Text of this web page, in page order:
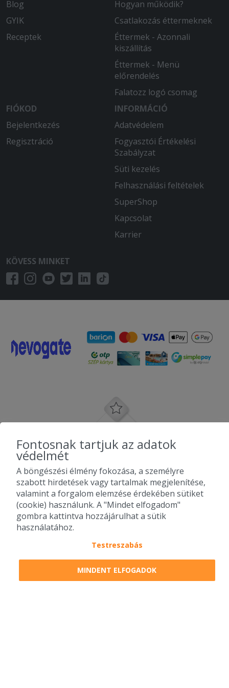
Blog
GYIK
Receptek
Hogyan működik?
Csatlakozás éttermeknek
Éttermek - Azonnali
kiszállítás
Éttermek - Menü
előrendelés
Falatozz logó csomag
FIÓKOD
Bejelentkezés
Regisztráció
INFORMÁCIÓ
Adatvédelem
Fogyasztói Értékelési
Szabályzat
Süti kezelés
Felhasználási feltételek
SuperShop
Kapcsolat
Karrier
KÖVESS MINKET
2010-2026 Copyright - Falatozz.hu - Diston-line Kft.
Fontosnak tartjuk az adatok
védelmét
A böngészési élmény fokozása, a személyre
szabott hirdetések vagy tartalmak megjelenítése,
valamint a forgalom elemzése érdekében sütiket
(cookie) használunk. A "Mindet elfogadom"
gombra kattintva hozzájárulhat a sütik
használatához.
Testreszabás
MINDENT ELFOGADOK